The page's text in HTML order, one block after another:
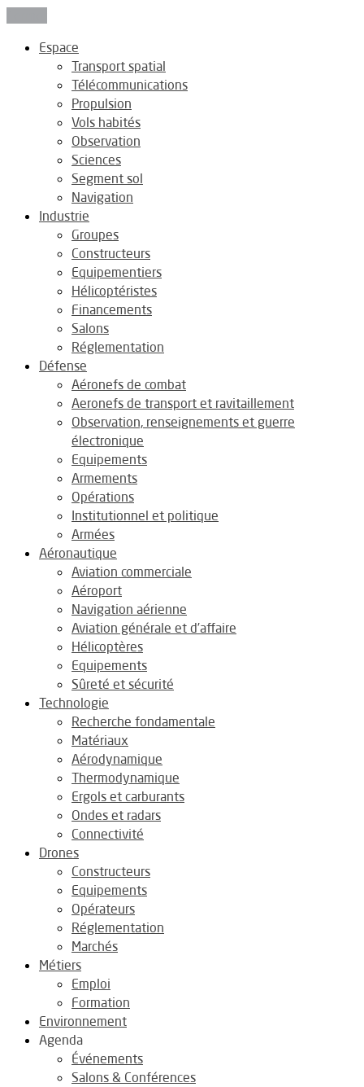
Espace
Transport spatial
Télécommunications
Propulsion
Vols habités
Observation
Sciences
Segment sol
Navigation
Industrie
Groupes
Constructeurs
Equipementiers
Hélicoptéristes
Financements
Salons
Réglementation
Défense
Aéronefs de combat
Aeronefs de transport et ravitaillement
Observation, renseignements et guerre
électronique
Equipements
Armements
Opérations
Institutionnel et politique
Armées
Aéronautique
Aviation commerciale
Aéroport
Navigation aérienne
Aviation générale et d’affaire
Hélicoptères
Equipements
Sûreté et sécurité
Technologie
Recherche fondamentale
Matériaux
Aérodynamique
Thermodynamique
Ergols et carburants
Ondes et radars
Connectivité
Drones
Constructeurs
Equipements
Opérateurs
Réglementation
Marchés
Métiers
Emploi
Formation
Environnement
Agenda
Événements
Salons & Conférences